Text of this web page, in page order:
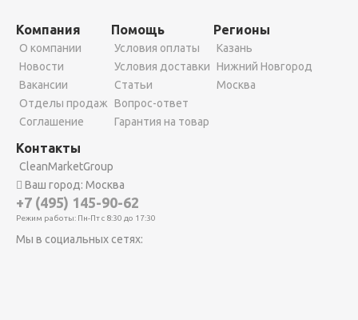
Компания
О компании
Новости
Вакансии
Отделы продаж
Соглашение
Помощь
Условия оплаты
Условия доставки
Статьи
Вопрос-ответ
Гарантия на товар
Регионы
Казань
Нижний Новгород
Москва
Контакты
CleanMarketGroup
Ваш город: Москва
+7 (495) 145-90-62
Режим работы: Пн-Пт с 8:30 до 17:30
Мы в социальных сетях: